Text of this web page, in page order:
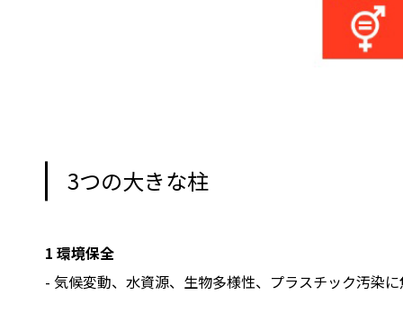
3つの大きな柱
1 環境保全
- 気候変動、水資源、生物多様性、プラスチック汚染